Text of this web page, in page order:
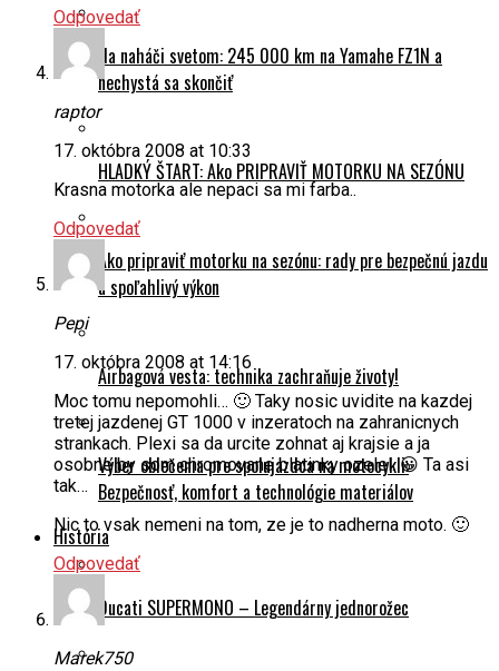
Na naháči svetom: 245 000 km na Yamahe FZ1N a
nechystá sa skončiť
HLADKÝ ŠTART: Ako PRIPRAVIŤ MOTORKU NA SEZÓNU
Ako pripraviť motorku na sezónu: rady pre bezpečnú jazdu
a spoľahlivý výkon
Airbagová vesta: technika zachraňuje životy!
Výber oblečenia pre spolujazdca na motocykli:
Bezpečnosť, komfort a technológie materiálov
História
Ducati SUPERMONO – Legendárny jednorožec
Odpovedať
raptor
17. októbra 2008 at 10:33
Krasna motorka ale nepaci sa mi farba..
Odpovedať
Pepi
17. októbra 2008 at 14:16
Moc tomu nepomohli… 🙂 Taky nosic uvidite na kazdej
tretej jazdenej GT 1000 v inzeratoch na zahranicnych
strankach. Plexi sa da urcite zohnat aj krajsie a ja
osobne by som chromovane blatinky ozelel. 😀 Ta asi
tak…
Nic to vsak nemeni na tom, ze je to nadherna moto. 🙂
Odpovedať
Marek750